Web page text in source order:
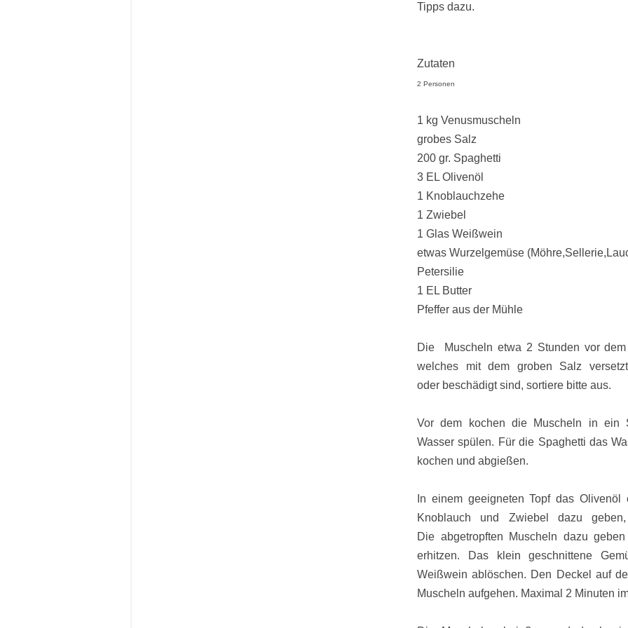
Tipps dazu.
Zutaten
2 Personen
1 kg Venusmuscheln
grobes Salz
200 gr. Spaghetti
3 EL Olivenöl
1 Knoblauchzehe
1 Zwiebel
1 Glas Weißwein
etwas Wurzelgemüse
Petersilie
1 EL Butter
Pfeffer aus der Mühle
Die Muscheln etwa 2 Stunden vor
welches mit dem groben Salz
oder beschädigt sind, sortiere bitte aus.
Vor dem kochen die Muscheln in ein
Wasser spülen. Für die Spaghetti das
kochen und abgießen.
In einem geeigneten Topf das
Knoblauch und Zwiebel dazu
Die abgetropften Muscheln dazu
erhitzen. Das klein geschnittene
Weißwein ablöschen. Den Deckel auf
Muscheln aufgehen. Maximal 2 Minuten